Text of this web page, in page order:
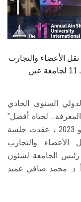
الزائـرون
الأعضاء والتجارب
السريرية" ضمن المؤتمر الدولي السنوي الـ 11 لجامعة عين
السنوي الحادي
لحياة أفضل"
والذي يستمر على مدار يومي 10 ،11 مايو 2023 ، عقدت جلسة
الأعضاء والتجارب
رئيس الجامعة لشئون
أ. د. محمد صافي عميد